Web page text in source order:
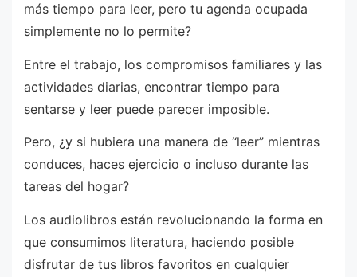
más tiempo para leer, pero tu agenda ocupada
simplemente no lo permite?
Entre el trabajo, los compromisos familiares y las
actividades diarias, encontrar tiempo para
sentarse y leer puede parecer imposible.
Pero, ¿y si hubiera una manera de “leer” mientras
conduces, haces ejercicio o incluso durante las
tareas del hogar?
Los audiolibros están revolucionando la forma en
que consumimos literatura, haciendo posible
disfrutar de tus libros favoritos en cualquier